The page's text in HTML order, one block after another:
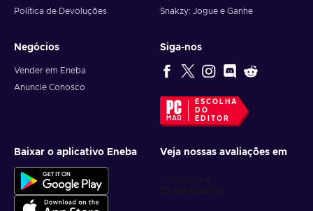
Política de Devoluções
Snakzy: Jogue e Ganhe
Negócios
Vender em Eneba
Anuncie Conosco
Siga-nos
ESCOLHA
DO
EDITOR
Baixar o aplicativo Eneba Veja nossas avaliações em